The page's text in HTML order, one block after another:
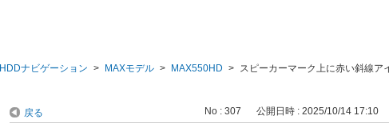
HDDナビゲーション > MAXモデル > MAX550HD > スピーカーマーク上に赤い斜線ア
戻る No : 307 公開日時 : 2025/10/14 17:10